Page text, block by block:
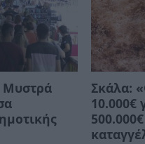
Μυστρά
Σκάλα:
10.000€